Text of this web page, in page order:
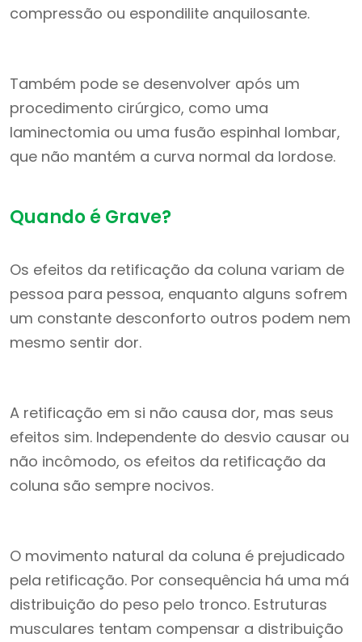
compressão ou espondilite anquilosante.
Também pode se desenvolver após um
procedimento cirúrgico, como uma
laminectomia ou uma fusão espinhal lombar,
que não mantém a curva normal da lordose.
Quando é Grave?
Os efeitos da retificação da coluna variam de
pessoa para pessoa, enquanto alguns sofrem
um constante desconforto outros podem nem
mesmo sentir dor.
A retificação em si não causa dor, mas seus
efeitos sim. Independente do desvio causar ou
não incômodo, os efeitos da retificação da
coluna são sempre nocivos.
O movimento natural da coluna é prejudicado
pela retificação. Por consequência há uma má
distribuição do peso pelo tronco. Estruturas
musculares tentam compensar a distribuição